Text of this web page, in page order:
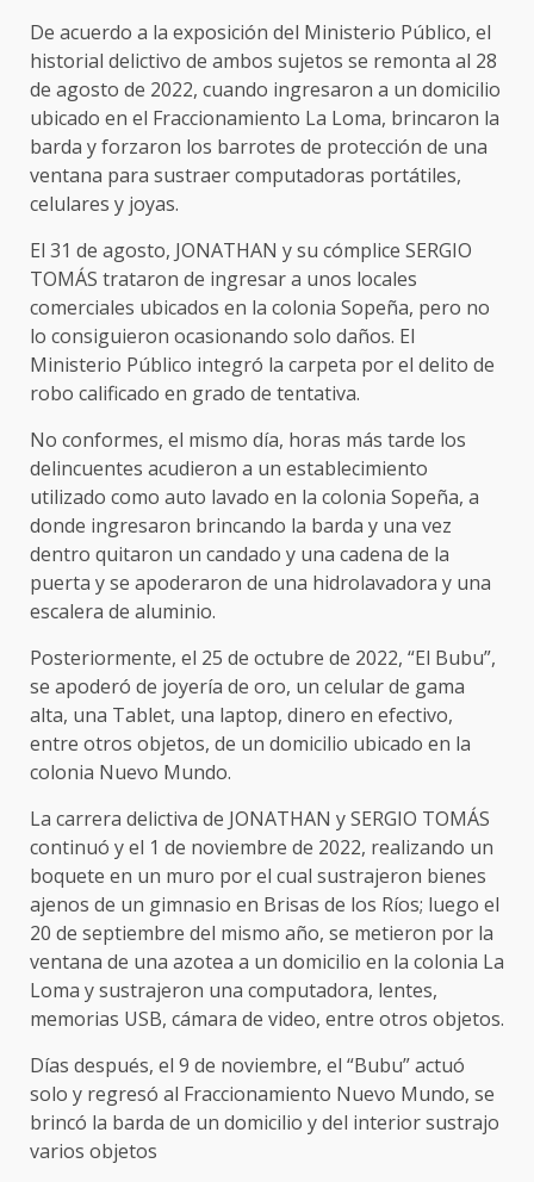
De acuerdo a la exposición del Ministerio Público, el
historial delictivo de ambos sujetos se remonta al 28
de agosto de 2022, cuando ingresaron a un domicilio
ubicado en el Fraccionamiento La Loma, brincaron la
barda y forzaron los barrotes de protección de una
ventana para sustraer computadoras portátiles,
celulares y joyas.
El 31 de agosto, JONATHAN y su cómplice SERGIO
TOMÁS trataron de ingresar a unos locales
comerciales ubicados en la colonia Sopeña, pero no
lo consiguieron ocasionando solo daños. El
Ministerio Público integró la carpeta por el delito de
robo calificado en grado de tentativa.
No conformes, el mismo día, horas más tarde los
delincuentes acudieron a un establecimiento
utilizado como auto lavado en la colonia Sopeña, a
donde ingresaron brincando la barda y una vez
dentro quitaron un candado y una cadena de la
puerta y se apoderaron de una hidrolavadora y una
escalera de aluminio.
Posteriormente, el 25 de octubre de 2022, “El Bubu”,
se apoderó de joyería de oro, un celular de gama
alta, una Tablet, una laptop, dinero en efectivo,
entre otros objetos, de un domicilio ubicado en la
colonia Nuevo Mundo.
La carrera delictiva de JONATHAN y SERGIO TOMÁS
continuó y el 1 de noviembre de 2022, realizando un
boquete en un muro por el cual sustrajeron bienes
ajenos de un gimnasio en Brisas de los Ríos; luego el
20 de septiembre del mismo año, se metieron por la
ventana de una azotea a un domicilio en la colonia La
Loma y sustrajeron una computadora, lentes,
memorias USB, cámara de video, entre otros objetos.
Días después, el 9 de noviembre, el “Bubu” actuó
solo y regresó al Fraccionamiento Nuevo Mundo, se
brincó la barda de un domicilio y del interior sustrajo
varios objetos